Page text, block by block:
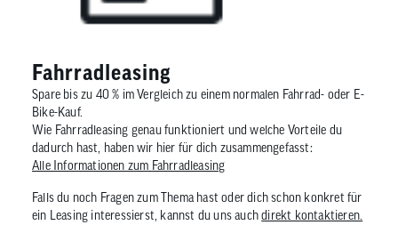
Fahrradleasing
Spare bis zu 40 % im Vergleich zu einem normalen Fahrrad- oder E-
Bike-Kauf.
Wie Fahrradleasing genau funktioniert und welche Vorteile du
dadurch hast, haben wir hier für dich zusammengefasst:
Alle Informationen zum Fahrradleasing
Falls du noch Fragen zum Thema hast oder dich schon konkret für
ein Leasing interessierst, kannst du uns auchdirekt kontaktieren.